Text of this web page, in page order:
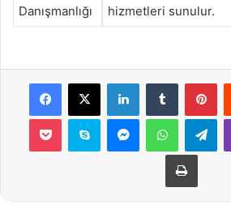
Danışmanlığı
hizmetleri sunulur.
Facebook
X LinkedInTumblr
Pocket Skype MessengerWhatsApp
Yazdır